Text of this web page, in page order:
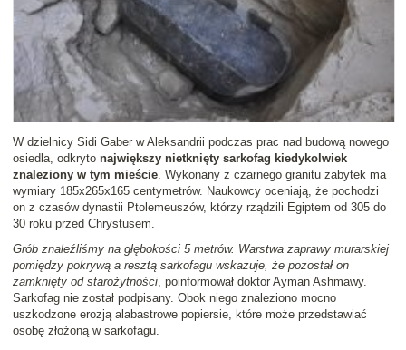
W dzielnicy Sidi Gaber w Aleksandrii podczas prac nad budową nowego
osiedla, odkryto największy nietknięty sarkofag kiedykolwiek
znaleziony w tym mieście. Wykonany z czarnego granitu zabytek ma
wymiary 185x265x165 centymetrów. Naukowcy oceniają, że pochodzi
on z czasów dynastii Ptolemeuszów, którzy rządzili Egiptem od 305 do
30 roku przed Chrystusem.
Grób znaleźliśmy na głębokości 5 metrów. Warstwa zaprawy murarskiej
pomiędzy pokrywą a resztą sarkofagu wskazuje, że pozostał on
zamknięty od starożytności, poinformował doktor Ayman Ashmawy.
Sarkofag nie został podpisany. Obok niego znaleziono mocno
uszkodzone erozją alabastrowe popiersie, które może przedstawiać
osobę złożoną w sarkofagu.